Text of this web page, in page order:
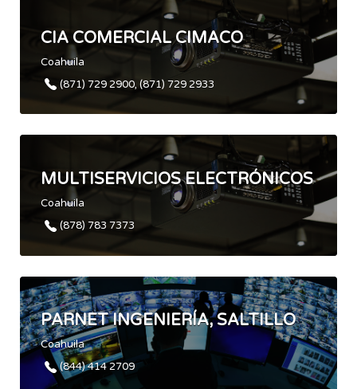
CIA COMERCIAL CIMACO
Coahuila
(871) 729 2900, (871) 729 2933
MULTISERVICIOS ELECTRÓNICOS
Coahuila
(878) 783 7373
PARNET INGENIERÍA, SALTILLO
Coahuila
(844) 414 2709